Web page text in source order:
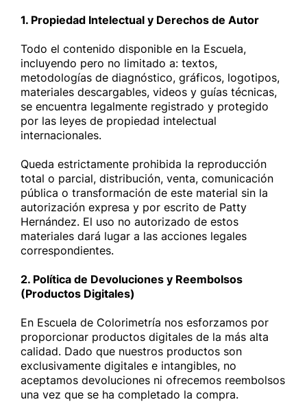
1. Propiedad Intelectual y Derechos de Autor
Todo el contenido disponible en la Escuela,
incluyendo pero no limitado a: textos,
metodologías de diagnóstico, gráficos, logotipos,
materiales descargables, videos y guías técnicas,
se encuentra legalmente registrado y protegido
por las leyes de propiedad intelectual
internacionales.
Queda estrictamente prohibida la reproducción
total o parcial, distribución, venta, comunicación
pública o transformación de este material sin la
autorización expresa y por escrito de Patty
Hernández. El uso no autorizado de estos
materiales dará lugar a las acciones legales
correspondientes.
2. Política de Devoluciones y Reembolsos
(Productos Digitales)
En Escuela de Colorimetría nos esforzamos por
proporcionar productos digitales de la más alta
calidad. Dado que nuestros productos son
exclusivamente digitales e intangibles, no
aceptamos devoluciones ni ofrecemos reembolsos
una vez que se ha completado la compra.